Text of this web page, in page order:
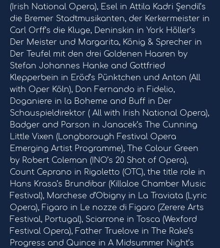
(Irish National Opera), Esel in Attila Kadri Şendil’s
die Bremer Stadtmusikanten, der Kerkermeister in
Carl Orff’s die Kluge, Deninskin in York Höller’s
Der Meister und Margarita, König & Sprecher in
Der Teufel mit den drei Goldenen Haaren by
Stefan Johannes Hanke and Gottfried
Klepperbein in Eröd’s Pünktchen und Anton (All
with Oper Köln), Don Fernando in Fidelio,
Doganiere in la Boheme and Buff in Der
Schauspieldirektor ( All with Irish National Opera),
Badger and Parson in Janacek’s The Cunning
Little Vixen (Longborough Festival Opera
Emerging Artist Programme), The Colour Green
by Robert Coleman (INO’s 20 Shot of Opera),
Count Ceprano in Rigoletto (OTC), the title role in
Hans Krasa’s Brundibar (Killaloe Chamber Music
Festival), Marchese d’Obigny in La Traviata (Lyric
Opera), Figaro in Le nozze di Figaro (Zerere Arts
Festival, Portugal), Sciarrone in Tosca (Wexford
Festival Opera), Father Truelove in The Rake’s
Progress and Quince in A Midsummer Night’s